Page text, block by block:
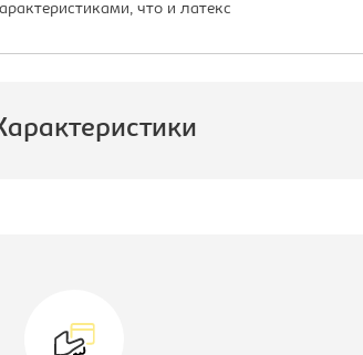
что и латекс